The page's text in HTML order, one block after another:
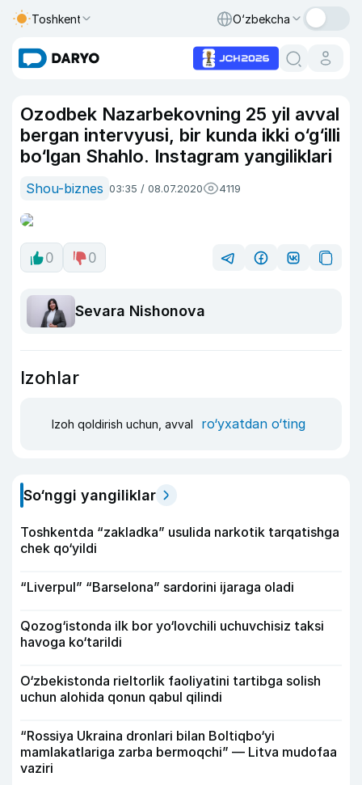
Toshkent O‘zbekcha
Ozodbek Nazarbekovning 25 yil avval
bergan intervyusi, bir kunda ikki o‘g‘illi
bo‘lgan Shahlo. Instagram yangiliklari
Shou-biznes 03:35 / 08.07.2020 4119
0 0
Sevara Nishonova
Izohlar
Izoh qoldirish uchun, avval ro‘yxatdan o‘ting
So‘nggi yangiliklar
Toshkentda “zakladka” usulida narkotik tarqatishga
chek qo‘yildi
“Liverpul” “Barselona” sardorini ijaraga oladi
Qozog‘istonda ilk bor yo‘lovchili uchuvchisiz taksi
havoga ko‘tarildi
O‘zbekistonda rieltorlik faoliyatini tartibga solish
uchun alohida qonun qabul qilindi
“Rossiya Ukraina dronlari bilan Boltiqbo‘yi
mamlakatlariga zarba bermoqchi” — Litva mudofaa
vaziri